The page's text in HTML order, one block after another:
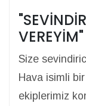
VEREYİM"
Size
Hava isimli bir
ekiplerimiz